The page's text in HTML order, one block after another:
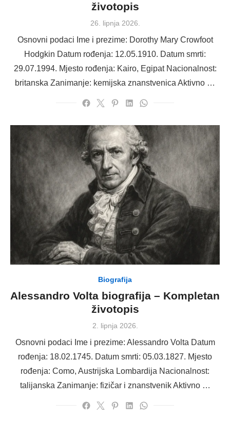
životopis
Posted
26. lipnja 2026.
Osnovni podaci Ime i prezime: Dorothy Mary Crowfoot
Hodgkin Datum rođenja: 12.05.1910. Datum smrti:
29.07.1994. Mjesto rođenja: Kairo, Egipat Nacionalnost:
britanska Zanimanje: kemijska znanstvenica Aktivno …
Biografija
Alessandro Volta biografija – Kompletan
životopis
Posted
2. lipnja 2026.
Osnovni podaci Ime i prezime: Alessandro Volta Datum
rođenja: 18.02.1745. Datum smrti: 05.03.1827. Mjesto
rođenja: Como, Austrijska Lombardija Nacionalnost:
talijanska Zanimanje: fizičar i znanstvenik Aktivno …